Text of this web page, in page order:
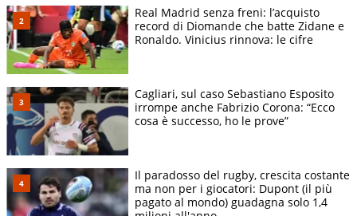
Real Madrid senza freni: l’acquisto
record di Diomande che batte Zidane e
Ronaldo. Vinicius rinnova: le cifre
Cagliari, sul caso Sebastiano Esposito
irrompe anche Fabrizio Corona: “Ecco
cosa è successo, ho le prove”
Il paradosso del rugby, crescita costante
ma non per i giocatori: Dupont (il più
pagato al mondo) guadagna solo 1,4